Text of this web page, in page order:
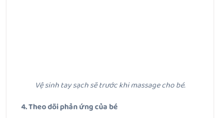
Vệ sinh tay sạch sẽ trước khi massage cho bé.
4. Theo dõi phản ứng của bé